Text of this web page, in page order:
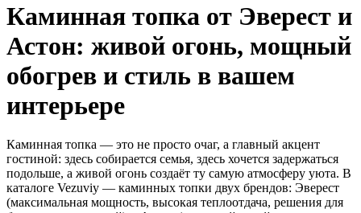
Каминная топка от Эверест и
Астон: живой огонь, мощный
обогрев и стиль в вашем
интерьере
Каминная топка — это не просто очаг, а главный акцент
гостиной: здесь собирается семья, здесь хочется задержаться
подольше, а живой огонь создаёт ту самую атмосферу уюта. В
каталоге Vezuviy — каминных топки двух брендов: Эверест
(максимальная мощность, высокая теплоотдача, решения для